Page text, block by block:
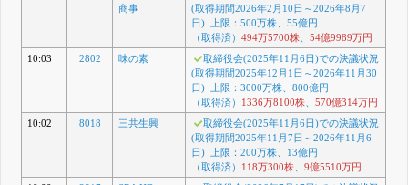
商事
(取得期間2026年2月10日～2026年8月7
日) 上限：500万株、55億円
（取得済） 494万5700株、 54億9989万円
10:03
2802 味の素
取締役会(2025年11月6日)での決議状況
(取得期間2025年12月1日～2026年11月30
日) 上限：3000万株、800億円
（取得済）
1336万8100株、 570億314万円
10:02
8018 三共生興
取締役会(2025年11月6日)での決議状況
(取得期間2025年11月7日～2026年11月6
日) 上限：200万株、13億円
（取得済）
118万300株、 9億5510万円